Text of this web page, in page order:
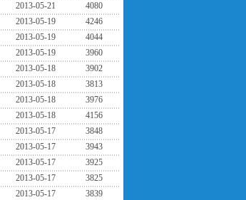
2013-05-21
4080
2013-05-19
4246
2013-05-19
4044
2013-05-19
3960
2013-05-18
3902
2013-05-18
3813
2013-05-18
3976
2013-05-18
4156
2013-05-17
3848
2013-05-17
3943
2013-05-17
3925
2013-05-17
3825
2013-05-17 3839